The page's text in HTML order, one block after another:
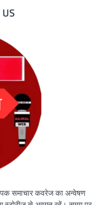
समाचार कवरेज का अन्वेषण